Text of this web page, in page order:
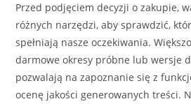
Przed podjęciem decyzji o zakupie,
różnych narzędzi, aby sprawdzić,
spełniają nasze oczekiwania.
darmowe okresy próbne lub wersje
pozwalają na zapoznanie się z
ocenę jakości generowanych treści.